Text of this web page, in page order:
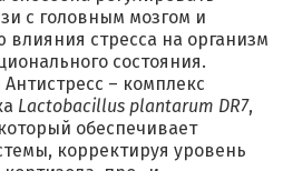
с головным мозгом и
влияния стресса на организм
состояния.
– комплекс
Lactobacillus plantarum DR7,
обеспечивает
корректируя уровень